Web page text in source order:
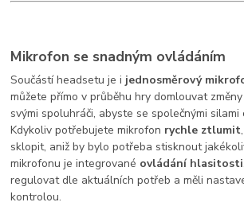
Mikrofon se snadným ovládáním
Součástí headsetu je i jednosměrový
můžete přímo v průběhu hry domlouvat
svými spoluhráči, abyste se společnými
Kdykoliv potřebujete mikrofon rychle ztlumit
sklopit, aniž by bylo potřeba stisknout
mikrofonu je integrované ovládání hlasitosti
regulovat dle aktuálních potřeb a měli
kontrolou.